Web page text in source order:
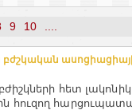
9 10
հետ լակոնիկ
հուզող